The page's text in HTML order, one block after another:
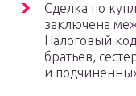
Сделка по
заключена
Налоговый
братьев,
и